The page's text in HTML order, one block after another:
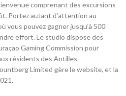
comprenant des excursions
Portez autant d’attention au
vous pouvez gagner jusqu’à 500
effort. Le studio dispose des
Gaming Commission pour
résidents des Antilles
Limited gère le website, et la